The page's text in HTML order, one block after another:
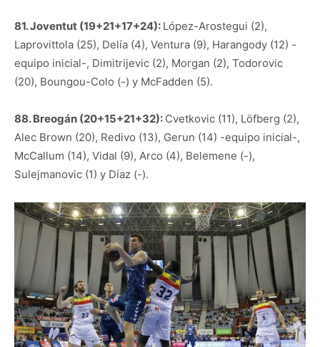
81. Joventut (19+21+17+24): López-Arostegui (2),
Laprovittola (25), Delía (4), Ventura (9), Harangody (12) -
equipo inicial-, Dimitrijevic (2), Morgan (2), Todorovic
(20), Boungou-Colo (-) y McFadden (5).
88. Breogán (20+15+21+32): Cvetkovic (11), Löfberg (2),
Alec Brown (20), Redivo (13), Gerun (14) -equipo inicial-,
McCallum (14), Vidal (9), Arco (4), Belemene (-),
Sulejmanovic (1) y Díaz (-).